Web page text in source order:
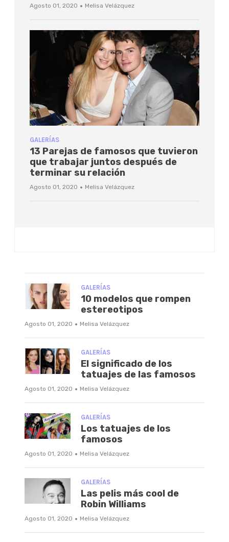
Agosto 01, 2020 · Melisa Velázquez
GALERÍAS
13 Parejas de famosos que tuvieron
que trabajar juntos después de
terminar su relación
Agosto 01, 2020 · Melisa Velázquez
GALERÍAS
10 modelos que rompen
estereotipos
Agosto 01, 2020 · Melisa Velázquez
GALERÍAS
El significado de los
tatuajes de las famosos
Agosto 01, 2020 · Melisa Velázquez
GALERÍAS
Los tatuajes de los
famosos
Agosto 01, 2020 · Melisa Velázquez
GALERÍAS
Las pelis más cool de
Robin Williams
Agosto 01, 2020 · Melisa Velázquez